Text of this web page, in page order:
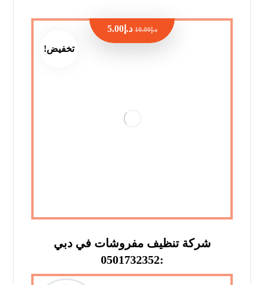
تخفيض!
شركة تنظيف مفروشات في دبي
:0501732352
د.إ10.00 د.إ5.00